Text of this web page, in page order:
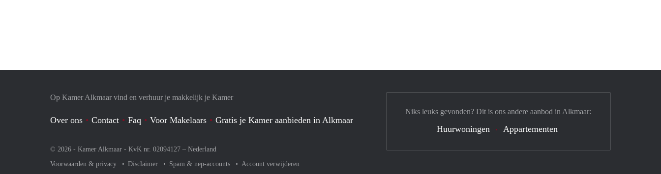
Op Kamer Alkmaar vind en verhuur je makkelijk je Kamer
Over ons Contact Faq Voor Makelaars Gratis je Kamer aanbieden in Alkmaar
© 2026 - Kamer Alkmaar - KvK nr. 02094127 – Nederland
Voorwaarden & privacy
Disclaimer Spam & nep-accounts Account verwijderen
Niks leuks gevonden? Dit is ons andere aanbod in Alkmaar:
Huurwoningen Appartementen